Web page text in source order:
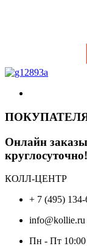
Онлайн
круглосуточно!
КОЛЛ-ЦЕНТР
+ 7 (495) 134-
info@kollie.ru
Пн - Пт 10:00